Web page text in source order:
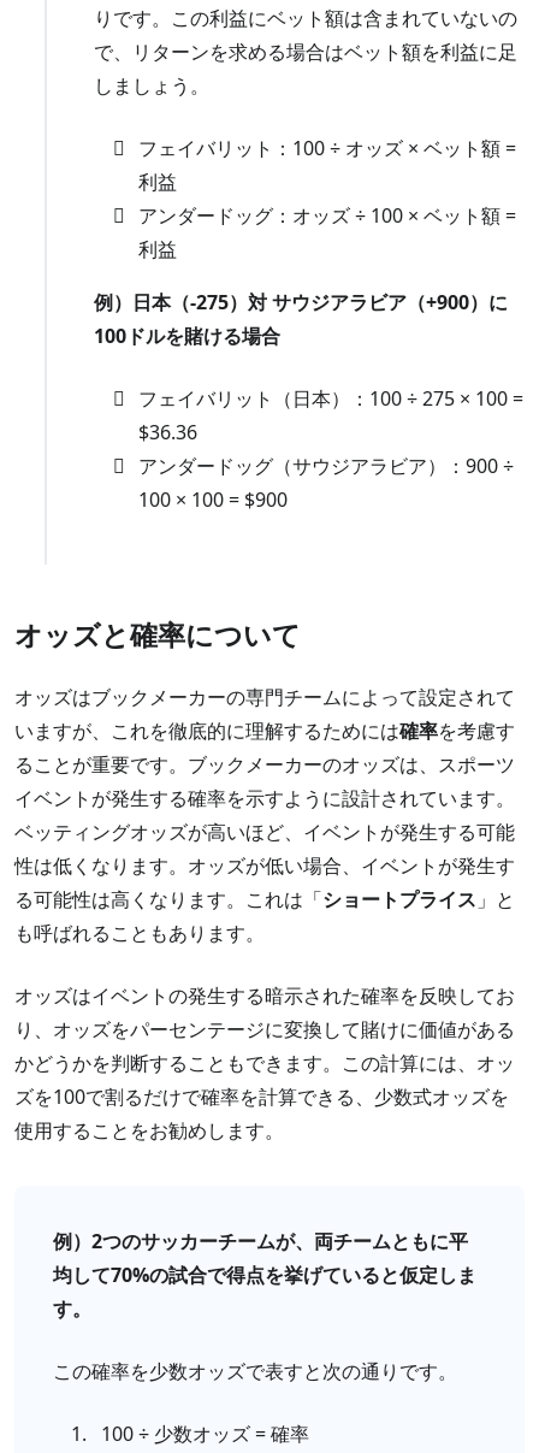
りです。この利益にベット額は含まれていないの
で、リターンを求める場合はベット額を利益に足
しましょう。
フェイバリット：100 ÷ オッズ × ベット額 =
利益
アンダードッグ：オッズ ÷ 100 × ベット額 =
利益
例）日本（-275）対 サウジアラビア（+900）に
100ドルを賭ける場合
フェイバリット（日本）：100 ÷ 275 × 100 =
$36.36
アンダードッグ（サウジアラビア）：900 ÷
100 × 100 = $900
オッズと確率について
オッズはブックメーカーの専門チームによって設定されて
いますが、これを徹底的に理解するためには確率を考慮す
ることが重要です。ブックメーカーのオッズは、スポーツ
イベントが発生する確率を示すように設計されています。
ベッティングオッズが高いほど、イベントが発生する可能
性は低くなります。オッズが低い場合、イベントが発生す
る可能性は高くなります。これは「ショートプライス 」と
も呼ばれることもあります。
オッズはイベントの発生する暗示された確率を反映してお
り、オッズをパーセンテージに変換して賭けに価値がある
かどうかを判断することもできます。この計算には、オッ
ズを100で割るだけで確率を計算できる、少数式オッズを
使用することをお勧めします。
例）2つのサッカーチームが、両チームともに平
均して70%の試合で得点を挙げていると仮定しま
す。
この確率を少数オッズで表すと次の通りです。
100 ÷ 少数オッズ = 確率